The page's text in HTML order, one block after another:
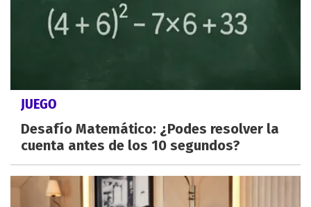
JUEGO
Desafío Matemático: ¿Podes resolver la
cuenta antes de los 10 segundos?